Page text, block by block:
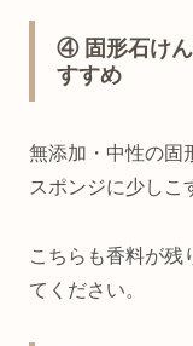
④ 固形石け
すすめ
無添加・中性の固
スポンジに少しこ
こちらも香料が残
てください。